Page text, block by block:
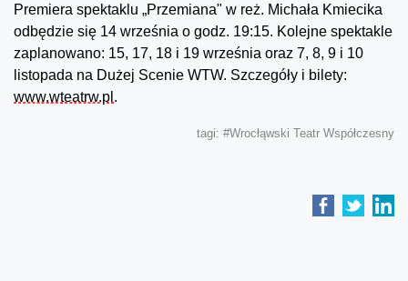
Premiera spektaklu „Przemiana" w reż. Michała Kmiecika
odbędzie się 14 września o godz. 19:15. Kolejne spektakle
zaplanowano: 15, 17, 18 i 19 września oraz 7, 8, 9 i 10
listopada na Dużej Scenie WTW. Szczegóły i bilety:
www.wteatrw.pl .
tagi: #Wrocłąwski Teatr Współczesny